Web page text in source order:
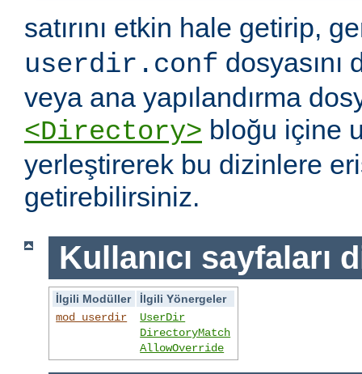
satırını etkin hale getirip,
userdir.conf dosyasını
veya ana yapılandırma
<Directory> bloğu içine
yerleştirerek bu dizinlere
getirebilirsiniz.
Kullanıcı sayfaları
İlgili Modüller
İlgili Yönergeler
mod_userdir
UserDir
DirectoryMatch
AllowOverride